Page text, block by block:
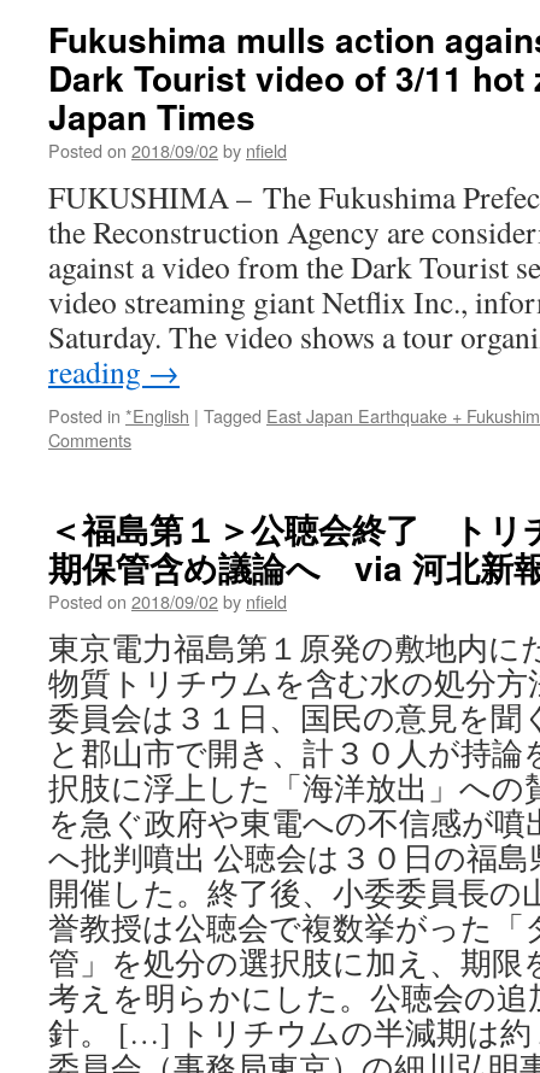
Fukushima mulls action
Dark Tourist video of 3/11 hot
Japan Times
Posted on 2018/09/02by nfield
FUKUSHIMA – The Fukushima
the Reconstruction Agency are
against a video from the Dark Tourist
video streaming giant Netflix Inc.,
Saturday. The video shows a tour
reading →
Posted in *English | Tagged East Japan Earthquake +
Comments
＜福島第１＞公聴会終了 トリ
期保管含め議論へ via 河北新
Posted on 2018/09/02by nfield
東京電力福島第１原発の敷地内に
物質トリチウムを含む水の処分
委員会は３１日、国民の意見を聞
と郡山市で開き、計３０人が持
択肢に浮上した「海洋放出」への
を急ぐ政府や東電への不信感が
へ批判噴出 公聴会は３０日の福
開催した。終了後、小委委員長の
誉教授は公聴会で複数挙がった「
管」を処分の選択肢に加え、期
考えを明らかにした。公聴会の
針。 […] トリチウムの半減期は約